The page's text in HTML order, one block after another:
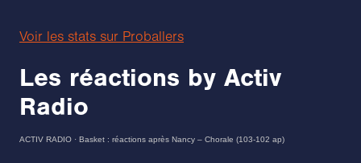
Voir les stats sur Proballers
Les réactions by Activ
Radio
ACTIV RADIO · Basket : réactions après Nancy – Chorale (103-102 ap)